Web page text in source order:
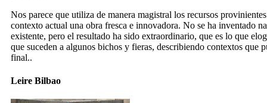
Nos parece que utiliza de manera magistral los recursos
contexto actual una obra fresca e innovadora. No se ha inventado
existente, pero el resultado ha sido extraordinario, que es lo que
que suceden a algunos bichos y fieras, describiendo contextos que
final..
Leire Bilbao